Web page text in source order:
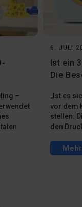
–
6. JULI
Ist ein
Die
„Ist es
vor dem
stellen.
den